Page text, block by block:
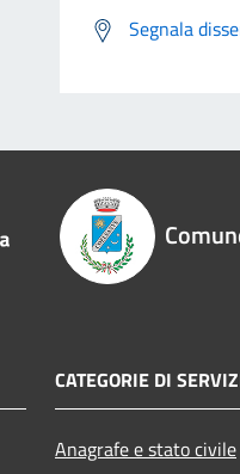
Segnala
CATEGORIE DI
Anagrafe e stato civile